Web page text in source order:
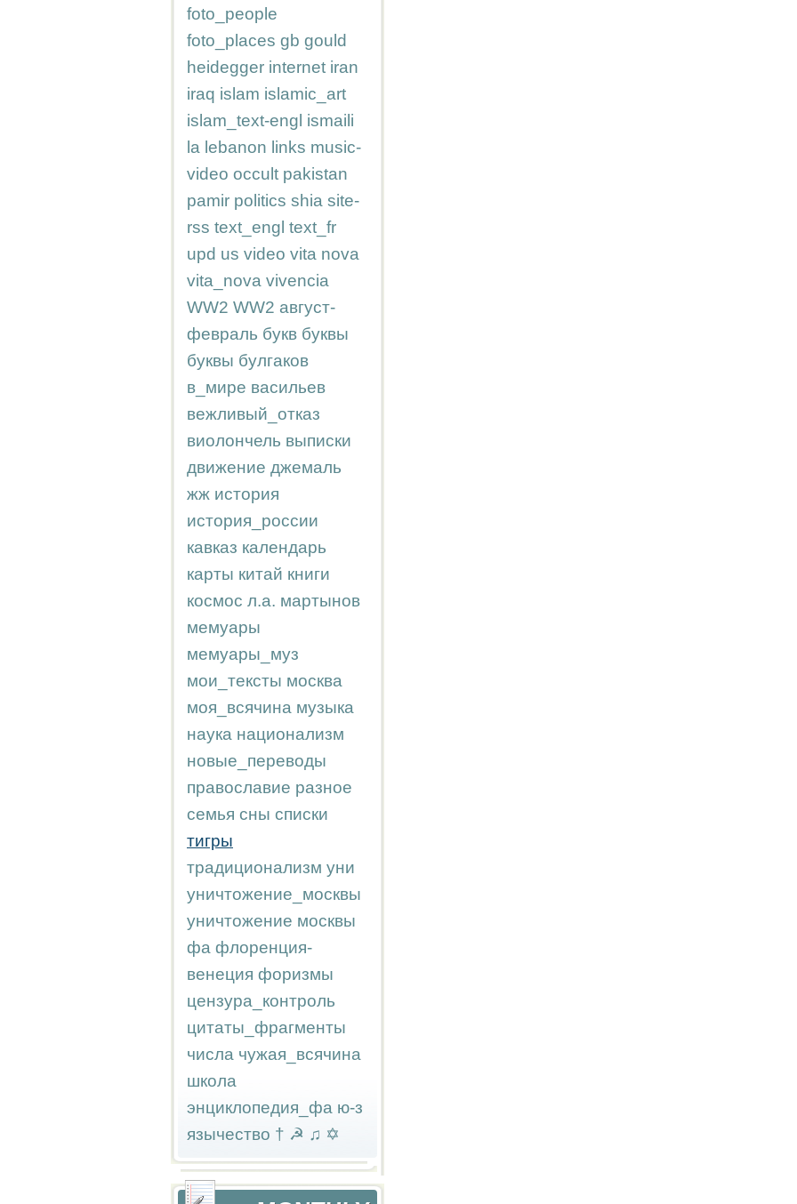
foto_people
foto_places gb gould
heidegger internet iran
iraq islam islamic_art
islam_text-engl ismaili
la lebanon links music-
video occult pakistan
pamir politics shia site-
rss text_engl text_fr
upd us video vita nova
vita_nova vivencia
WW2 WW2 август-
февраль букв буквы
буквы булгаков
в_мире васильев
вежливый_отказ
виолончель выписки
движение джемаль
жж история
история_россии
кавказ календарь
карты китай книги
космос л.а. мартынов
мемуары
мемуары_муз
мои_тексты москва
моя_всячина музыка
наука национализм
новые_переводы
православие разное
семья сны списки
тигры
традиционализм уни
уничтожение_москвы
уничтожение москвы
фа флоренция-
венеция форизмы
цензура_контроль
цитаты_фрагменты
числа чужая_всячина
школа
энциклопедия_фа ю-з
язычество † ☭ ♫ ✡